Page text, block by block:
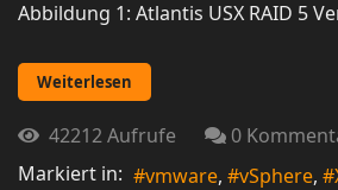
Abbildung 1: Atlantis USX RAID 5
Weiterlesen
42212 Aufrufe
0
Markiert in:
vmware vSphere